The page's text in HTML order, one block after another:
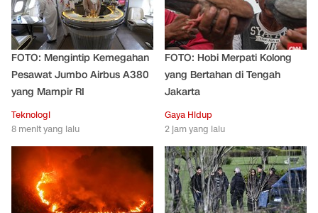
FOTO: Mengintip Kemegahan
Pesawat Jumbo Airbus A380
yang Mampir RI
Teknologi
8 menit yang lalu
FOTO: Hobi Merpati Kolong
yang Bertahan di Tengah
Jakarta
Gaya Hidup
2 jam yang lalu